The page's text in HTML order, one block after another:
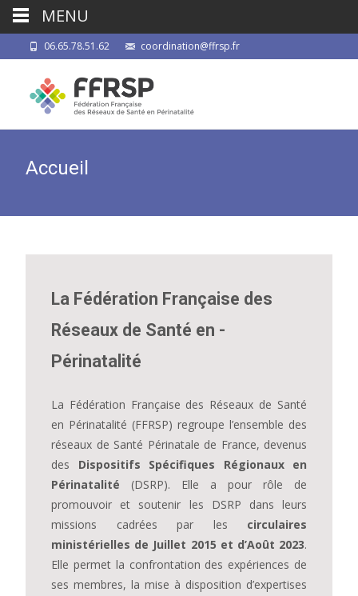
06.65.78.51.62 coordination@ffrsp.fr
Accueil
La Fédération Française des
Réseaux de Santé en ­
Périnatalité
La Fédération Française des Réseaux de Santé
en Périnatalité (FFRSP) regroupe l’ensemble des
réseaux de Santé Périnatale de France, devenus
des Dispositifs Spécifiques Régionaux en
Périnatalité (DSRP). Elle a pour rôle de
promouvoir et soutenir les DSRP dans leurs
missions cadrées par les circulaires
ministérielles de Juillet 2015 et d’Août 2023.
Elle permet la confrontation des expériences de
ses membres, la mise à disposition d’expertises
MENU